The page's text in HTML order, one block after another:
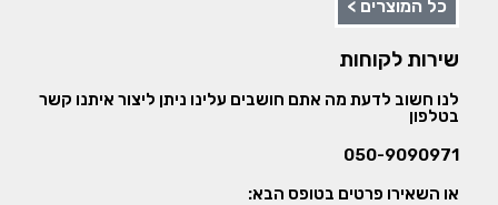
כל המוצרים >
שירות לקוחות
לנו חשוב לדעת מה אתם חושבים עלינו ניתן ליצור איתנו קשר
בטלפון
050-9090971
או השאירו פרטים בטופס הבא: